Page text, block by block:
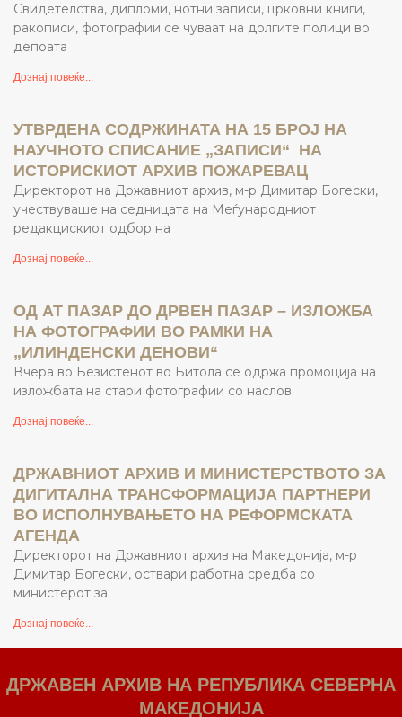
Свидетелства, дипломи, нотни записи, црковни книги,
ракописи, фотографии се чуваат на долгите полици во
депоата
Дознај повеќе...
УТВРДЕНА СОДРЖИНАТА НА 15 БРОЈ НА
НАУЧНОТО СПИСАНИЕ „ЗАПИСИ“ НА
ИСТОРИСКИОТ АРХИВ ПОЖАРЕВАЦ
Директорот на Државниот архив, м-р Димитар Богески,
учествуваше на седницата на Меѓународниот
редакцискиот одбор на
Дознај повеќе...
ОД АТ ПАЗАР ДО ДРВЕН ПАЗАР – ИЗЛОЖБА
НА ФОТОГРАФИИ ВО РАМКИ НА
„ИЛИНДЕНСКИ ДЕНОВИ“
Вчера во Безистенот во Битола се одржа промоција на
изложбата на стари фотографии со наслов
Дознај повеќе...
ДРЖАВНИОТ АРХИВ И МИНИСТЕРСТВОТО ЗА
ДИГИТАЛНА ТРАНСФОРМАЦИЈА ПАРТНЕРИ
ВО ИСПОЛНУВАЊЕТО НА РЕФОРМСКАТА
АГЕНДА
Директорот на Државниот архив на Македонија, м-р
Димитар Богески, оствари работна средба со
министерот за
Дознај повеќе...
ДРЖАВЕН АРХИВ НА РЕПУБЛИКА СЕВЕРНА
МАКЕДОНИЈА